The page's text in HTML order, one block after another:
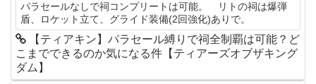
パラセールなしで祠コンプリートは可能。 リトの祠は爆弾
盾、ロケット立て、グライド装備(2回強化)ありで。
【ティアキン】パラセール縛りで祠全制覇は可能？ど
こまでできるのか気になる件【ティアーズオブザキング
ダム】